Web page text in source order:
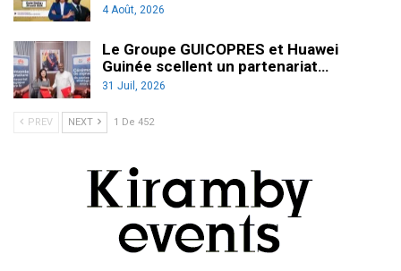
4 Août, 2026
Le Groupe GUICOPRES et Huawei
Guinée scellent un partenariat…
31 Juil, 2026
PREV NEXT 1 De 452